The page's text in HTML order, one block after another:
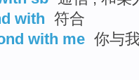
with 符合
with me 你与